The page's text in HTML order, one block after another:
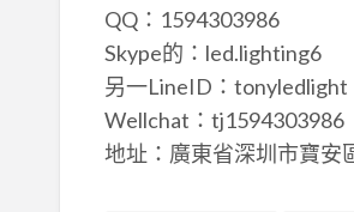
QQ：1594303986
Skype的：led.lighting6
另一LineID：tonyledlight
Wellchat：tj1594303986
地址：廣東省深圳市寶安